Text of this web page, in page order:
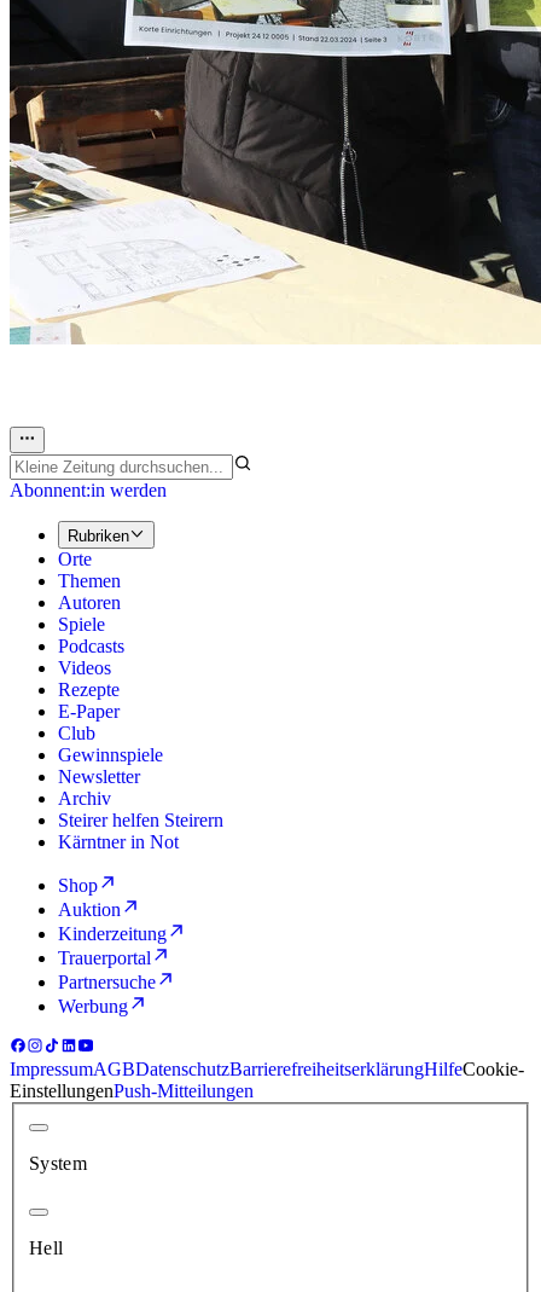
Abonnent:in werden
Rubriken
Orte
Themen
Autoren
Spiele
Podcasts
Videos
Rezepte
E-Paper
Club
Gewinnspiele
Newsletter
Archiv
Steirer helfen Steirern
Kärntner in Not
Shop
Auktion
Kinderzeitung
Trauerportal
Partnersuche
Werbung
ImpressumAGBDatenschutzBarrierefreiheitserklärungHilfeCookie-
EinstellungenPush-Mitteilungen
System
Hell